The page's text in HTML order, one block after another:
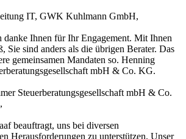
IT, GWK Kuhlmann GmbH,
Ihnen für Ihr Engagement. Mit Ihnen
Sie sind anders als die übrigen Berater. Das
gemeinsamen Mandaten so. Henning
mbH & Co. KG.
Steuerberatungsgesellschaft mbH & Co.
beauftragt, uns bei diversen
Herausforderungen zu unterstützen. Unser